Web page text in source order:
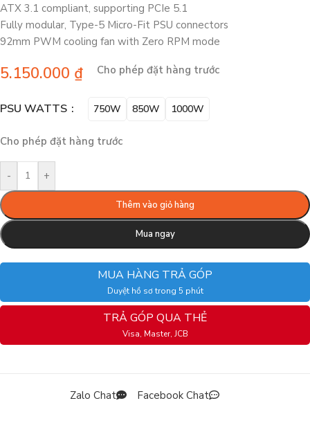
ATX 3.1 compliant, supporting PCIe 5.1
Fully modular, Type-5 Micro-Fit PSU connectors
92mm PWM cooling fan with Zero RPM mode
5.150.000 ₫ Cho phép đặt hàng trước
PSU WATTS 750W 850W 1000W
Cho phép đặt hàng trước
- +
Thêm vào giỏ hàng
Mua ngay
MUA HÀNG TRẢ GÓP
Duyệt hồ sơ trong 5 phút
TRẢ GÓP QUA THẺ
Visa, Master, JCB
Zalo Chat Facebook Chat